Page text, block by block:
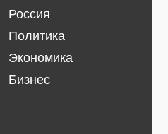
Россия
Политика
Экономика
Бизнес